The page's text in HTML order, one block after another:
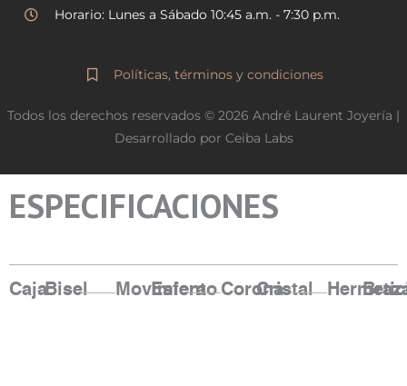
Horario: Lunes a Sábado 10:45 a.m. - 7:30 p.m.
Políticas, términos y condiciones
Todos los derechos reservados © 2026 André Laurent Joyería |
Desarrollado por Ceiba Labs
ESPECIFICACIONES
CajaBisel Movimiento
Esfera CoronaCristal